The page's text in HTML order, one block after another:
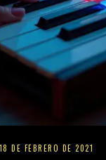
18 DE FEBRERO DE 2021